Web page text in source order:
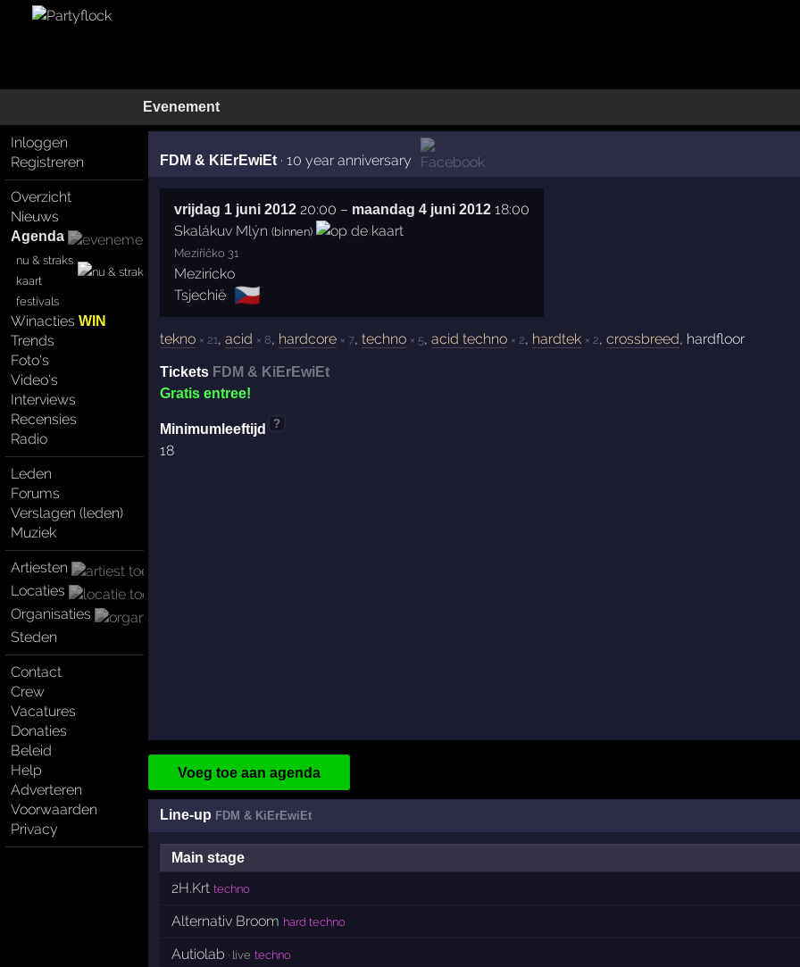
Evenement
Inloggen
Registreren
Overzicht
Nieuws
Agenda
nu & straks
kaart
festivals
WinactiesWIN
Trends
Foto's
Video's
Interviews
Recensies
Radio
Leden
Forums
Verslagen (leden)
Muziek
Artiesten
Locaties
Organisaties
Steden
Contact
Crew
Vacatures
Donaties
Beleid
Help
Adverteren
Voorwaarden
Privacy
FDM & KiErEwiEt· 10 year anniversary
vrijdag 1 juni 201220:00 – maandag 4 juni 201218:00
Skalákuv Mlýn (binnen)
Meziříčko 31
Mezirícko
Tsjechië 🇨🇿
tekno × 21, acid × 8, hardcore × 7, techno × 5, acid techno × 2, hardtek × 2, crossbreed, hardfloor
Tickets FDM & KiErEwiEt
Gratis entree!
Minimumleeftijd ?
18
Voeg toe aan agenda
Line-up FDM & KiErEwiEt
Main stage
2H.Krt techno
Alternativ Broom hard techno
Autiolab · live techno